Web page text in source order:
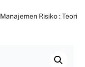
Manajemen Risiko : Teori